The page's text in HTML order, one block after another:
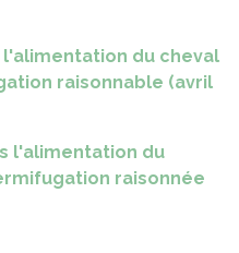
l'alimentation du cheval
raisonnable (avril
l'alimentation du
raisonnée